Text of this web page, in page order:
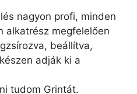
nagyon profi, minden
alkatrész megfelelően
beállítva,
adják ki a
tudom Grintát.